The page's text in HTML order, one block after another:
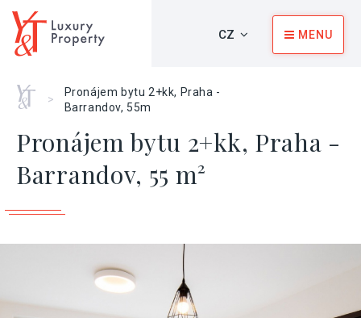
CZ MENU
Home
>
Pronájem bytu 2+kk, Praha -
Barrandov, 55m
Pronájem bytu 2+kk, Praha -
Barrandov, 55 m²